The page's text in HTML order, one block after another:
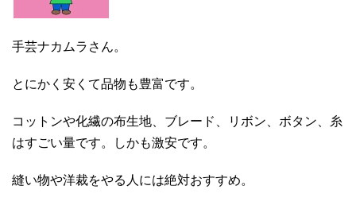
手芸ナカムラさん。
とにかく安くて品物も豊富です。
コットンや化繊の布生地、ブレード、リボン、ボタン、糸
はすごい量です。しかも激安です。
縫い物や洋裁をやる人には絶対おすすめ。